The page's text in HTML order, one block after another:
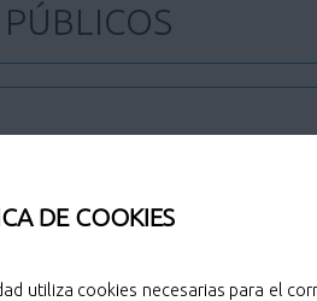
DE COOKIES
utiliza cookies necesarias para el